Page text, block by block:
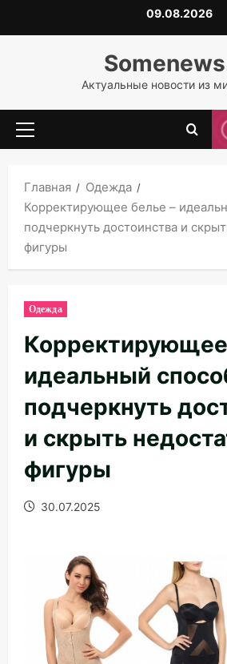
к
09.08.2026
Актуальные новости из
Основное
Главная
Одежда
Корректирующее белье –
подчеркнуть достоинства и
фигуры
Одежда
Корректирующее
идеальный
подчеркнуть
и скрыть
фигуры
30.07.2025